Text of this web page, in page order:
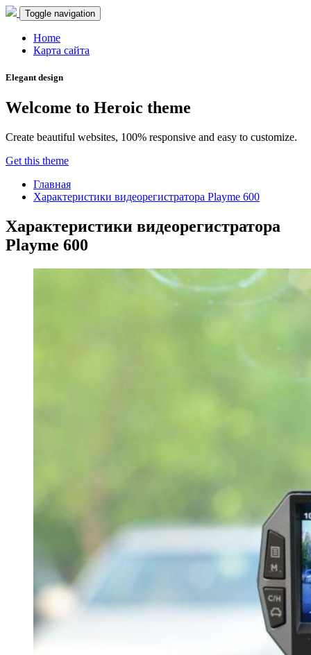
Toggle navigation
Home
Карта сайта
Elegant design
Welcome to Heroic theme
Create beautiful websites, 100% responsive and easy to customize.
Get this theme
Главная
Характеристики видеорегистратора Playme 600
Характеристики видеорегистратора
Playme 600